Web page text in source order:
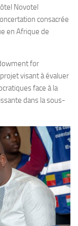
Novotel
consacrée
en Afrique de
for
projet visant à évaluer
face à la
dans la sous-